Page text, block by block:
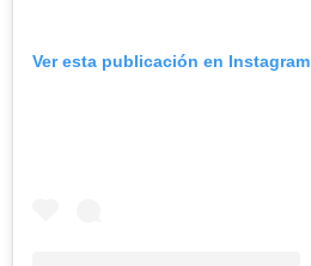
Ver esta publicación en Instagram